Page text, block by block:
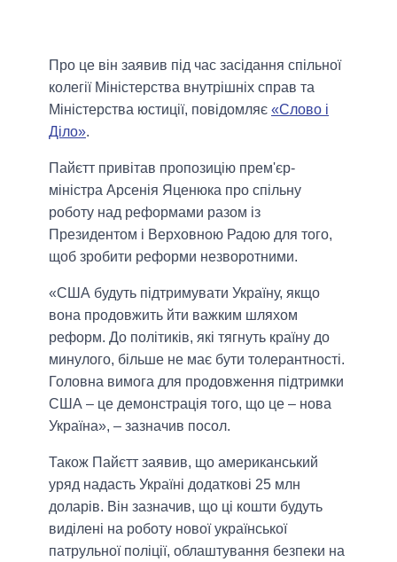
Про це він заявив під час засідання спільної
колегії Міністерства внутрішніх справ та
Міністерства юстиції, повідомляє «Слово і
Діло».
Пайєтт привітав пропозицію прем'єр-
міністра Арсенія Яценюка про спільну
роботу над реформами разом із
Президентом і Верховною Радою для того,
щоб зробити реформи незворотними.
«США будуть підтримувати Україну, якщо
вона продовжить йти важким шляхом
реформ. До політиків, які тягнуть країну до
минулого, більше не має бути толерантності.
Головна вимога для продовження підтримки
США – це демонстрація того, що це – нова
Україна», – зазначив посол.
Також Пайєтт заявив, що американський
уряд надасть Україні додаткові 25 млн
доларів. Він зазначив, що ці кошти будуть
виділені на роботу нової української
патрульної поліції, облаштування безпеки на